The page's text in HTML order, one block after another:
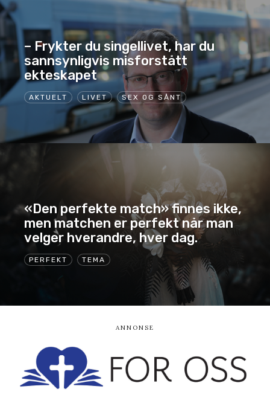
AKTUELT LIVET SEX OG SÅNT
– Frykter du singellivet, har du
sannsynligvis misforstått
ekteskapet
PERFEKT TEMA
«Den perfekte match» finnes ikke,
men matchen er perfekt når man
velger hverandre, hver dag.